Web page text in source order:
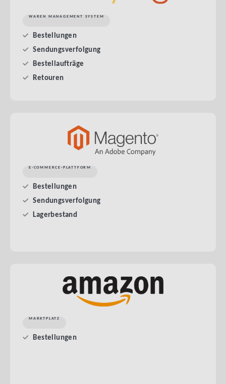
WAREN MANAGEMENT SYSTEM
Bestellungen
Sendungsverfolgung
Bestellaufträge
Retouren
E-COMMERCE-PLATTFORM
Bestellungen
Sendungsverfolgung
Lagerbestand
MARKTPLATZ
Bestellungen